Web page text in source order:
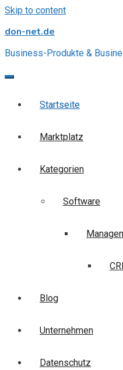
Skip to content
don-net.de
Business-Produkte &
Startseite
Marktplatz
Kategorien
Software
Blog
Unternehmen
Datenschutz